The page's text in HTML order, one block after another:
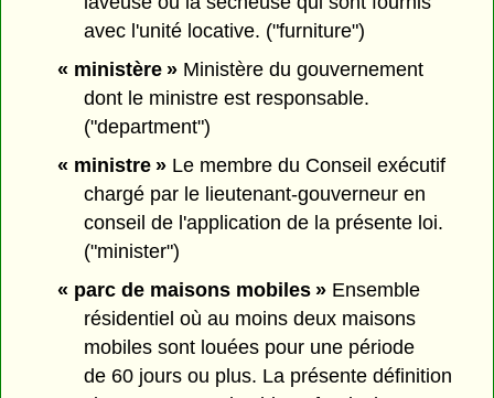
avec l'unité locative. ("furniture")
« ministère »Ministère du gouvernement
dont le ministre est responsable.
("department")
« ministre »Le membre du Conseil exécutif
chargé par le lieutenant-gouverneur en
conseil de l'application de la présente loi.
("minister")
« parc de maisons mobiles »Ensemble
résidentiel où au moins deux maisons
mobiles sont louées pour une période
de 60 jours ou plus. La présente définition